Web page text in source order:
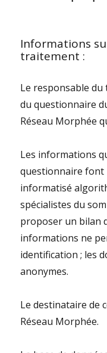
Informations
traitement :
Le responsable
du questionnaire
Réseau Morphée
Les informations
questionnaire font
informatisé
spécialistes du
proposer un bilan
informations ne
identification ; les
anonymes.
Le destinataire de
Réseau Morphée.